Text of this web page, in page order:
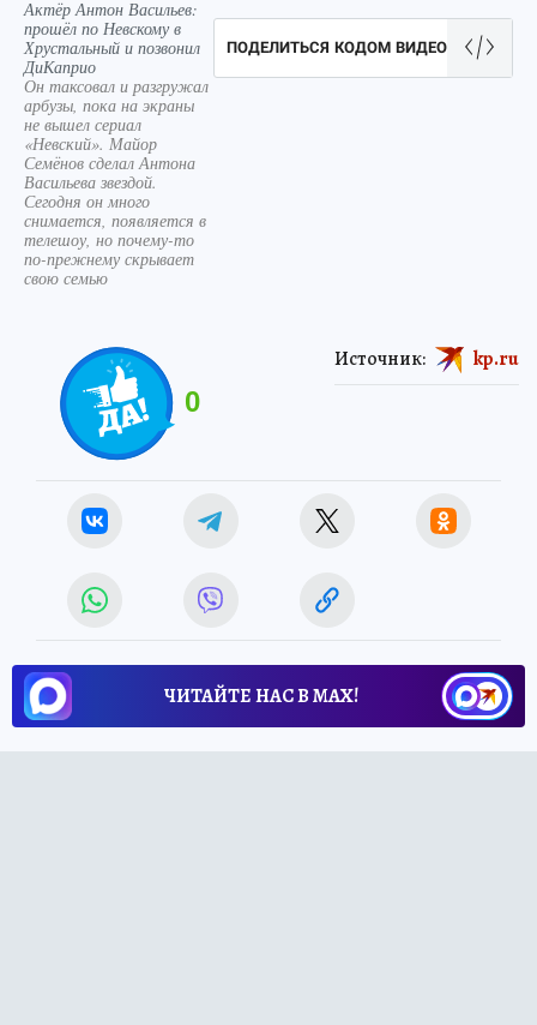
Актёр Антон Васильев:
прошёл по Невскому в
Хрустальный и позвонил
ДиКаприо
Он таксовал и разгружал
арбузы, пока на экраны
не вышел сериал
«Невский». Майор
Семёнов сделал Антона
Васильева звездой.
Сегодня он много
снимается, появляется в
телешоу, но почему-то
по-прежнему скрывает
свою семью
ПОДЕЛИТЬСЯ КОДОМ ВИДЕО
0
Источник: kp.ru
ЧИТАЙТЕ НАС В МАХ!